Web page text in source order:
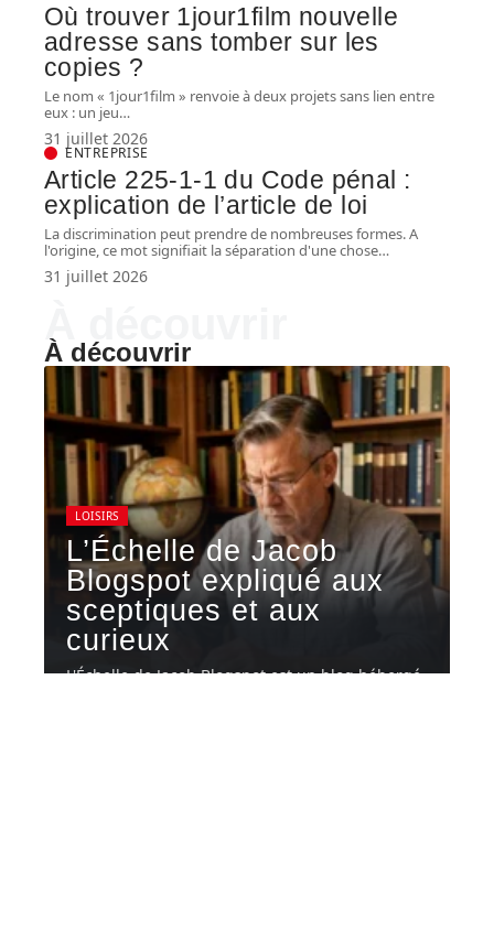
Où trouver 1jour1film nouvelle
adresse sans tomber sur les
copies ?
Le nom « 1jour1film » renvoie à deux projets sans lien entre
eux : un jeu…
31 juillet 2026
ENTREPRISE
Article 225-1-1 du Code pénal :
explication de l’article de loi
La discrimination peut prendre de nombreuses formes. A
l'origine, ce mot signifiait la séparation d'une chose…
31 juillet 2026
À découvrir
LOISIRS
L’Échelle de Jacob
Blogspot expliqué aux
sceptiques et aux
curieux
L'Échelle de Jacob Blogspot est un blog hébergé